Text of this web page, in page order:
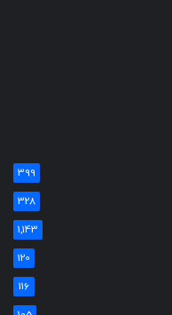
399
328
1,143
120
116